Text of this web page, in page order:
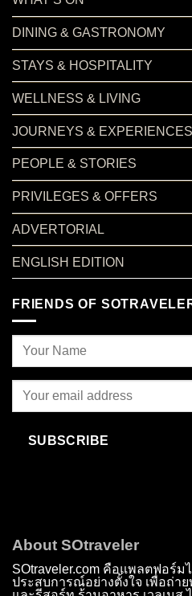
DINING & GASTRONOMY
STAYS & HOSPITALITY
WELLNESS & LIVING
JOURNEYS & EXPERIENCES
PEOPLE & STORIES
PRIVILEGES & OFFERS
ADVERTORIAL
ENGLISH EDITION
FRIENDS OF
SUBSCRIBE
About SOtraveler
SOtraveler.com คือแพลตฟอร์
ประสบการณ์อย่างตั้งใจ เพื่อถ่า